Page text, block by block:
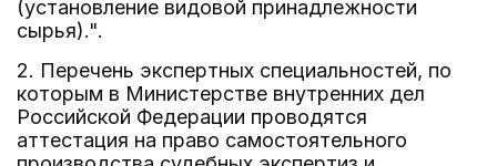
(установление видовой принадлежности
сырья).".
2. Перечень экспертных специальностей, по
которым в Министерстве внутренних дел
Российской Федерации проводятся
аттестация на право самостоятельного